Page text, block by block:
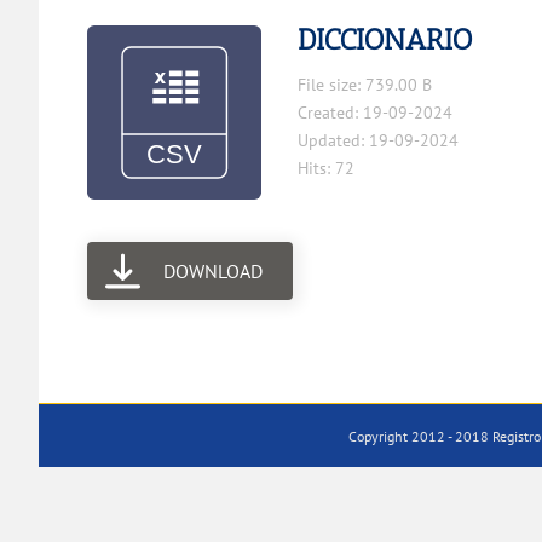
DICCIONARIO
File size: 739.00 B
Created: 19-09-2024
Updated: 19-09-2024
Hits: 72
DOWNLOAD
Copyright 2012 - 2018